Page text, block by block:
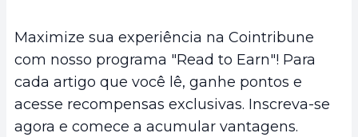
Maximize sua experiência na Cointribune
com nosso programa "Read to Earn"! Para
cada artigo que você lê, ganhe pontos e
acesse recompensas exclusivas. Inscreva-se
agora e comece a acumular vantagens.